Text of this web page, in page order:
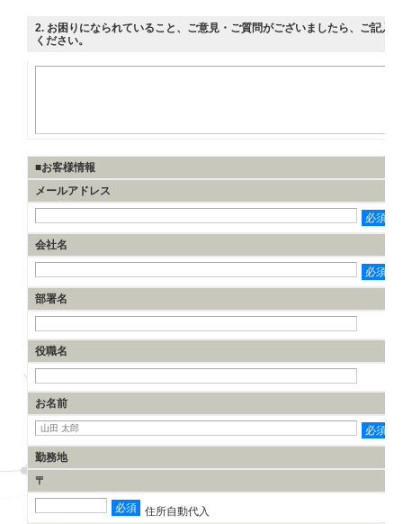
2. お困りになられていること、ご意見・ご質問がございましたら、ご記入
ください。
■お客様情報
メールアドレス
必須
会社名
必須
部署名
役職名
お名前
必須
勤務地
〒
必須
住所自動代入